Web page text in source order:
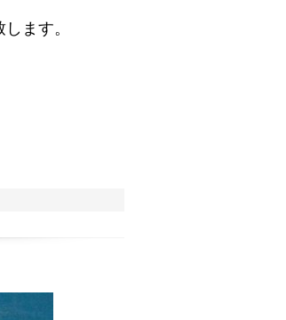
ます。